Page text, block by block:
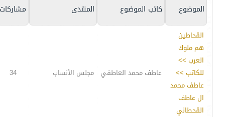
الموضوع كاتب الموضوع المنتدى مشاركات
القحاطين
هم ملوك
العرب >>
للكاتب >>
عاطف محمد
ال عاطف
القحطاني
عاطف محمد العاطفي مجلس الأنساب 34